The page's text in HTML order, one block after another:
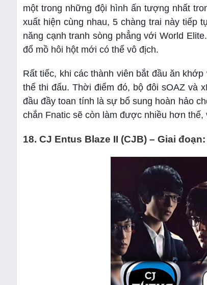
một trong những đội hình ấn tượng nhất
xuất hiện cùng nhau, 5 chàng trai này tiếp
năng cạnh tranh sòng phẳng với World
đổ mồ hôi hột mới có thể vô địch.
Rất tiếc, khi các thành viên bắt đầu ăn
thể thi đấu. Thời điểm đó, bộ đôi sOAZ và
đầu đầy toan tính là sự bổ sung hoàn hảo
chắn Fnatic sẽ còn làm được nhiều hơn
18. CJ Entus Blaze II (CJB) – Giai